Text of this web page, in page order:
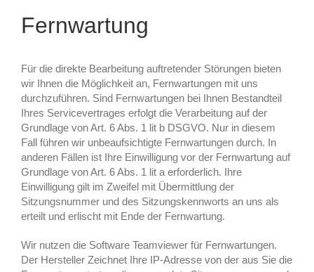
Fernwartung
Für die direkte Bearbeitung auftretender Störungen bieten
wir Ihnen die Möglichkeit an, Fernwartungen mit uns
durchzuführen. Sind Fernwartungen bei Ihnen Bestandteil
Ihres Servicevertrages erfolgt die Verarbeitung auf der
Grundlage von Art. 6 Abs. 1 lit b DSGVO. Nur in diesem
Fall führen wir unbeaufsichtigte Fernwartungen durch. In
anderen Fällen ist Ihre Einwilligung vor der Fernwartung auf
Grundlage von Art. 6 Abs. 1 lit a erforderlich. Ihre
Einwilligung gilt im Zweifel mit Übermittlung der
Sitzungsnummer und des Sitzungskennworts an uns als
erteilt und erlischt mit Ende der Fernwartung.
Wir nutzen die Software Teamviewer für Fernwartungen.
Der Hersteller Zeichnet Ihre IP-Adresse von der aus Sie die